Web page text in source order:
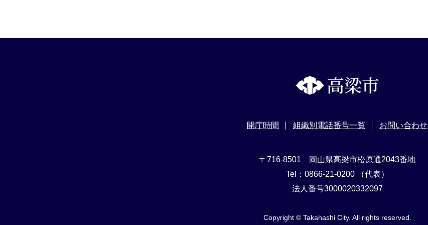
開庁時間 組織別電話番号一覧 お問い合わせ
〒716-8501 岡山県高梁市松原通2043番地
Tel：0866-21-0200 （代表）
法人番号3000020332097
Copyright © Takahashi City. All rights reserved.